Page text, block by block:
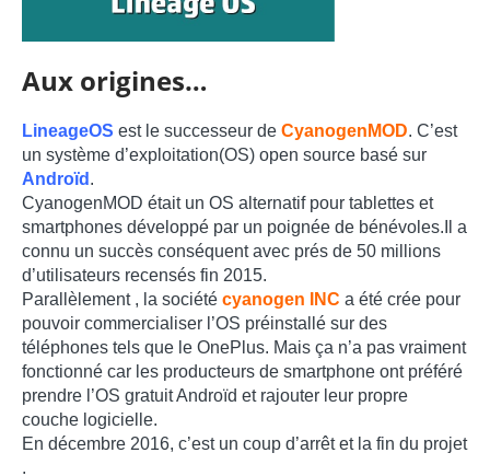
Aux origines…
LineageOS est le successeur de CyanogenMOD. C’est
un système d’exploitation(OS) open source basé sur
Androïd .
CyanogenMOD était un OS alternatif pour tablettes et
smartphones développé par un poignée de bénévoles.Il a
connu un succès conséquent avec prés de 50 millions
d’utilisateurs recensés fin 2015.
Parallèlement , la société cyanogen INC a été crée pour
pouvoir commercialiser l’OS préinstallé sur des
téléphones tels que le OnePlus. Mais ça n’a pas vraiment
fonctionné car les producteurs de smartphone ont préféré
prendre l’OS gratuit Androïd et rajouter leur propre
couche logicielle.
En décembre 2016, c’est un coup d’arrêt et la fin du projet
.